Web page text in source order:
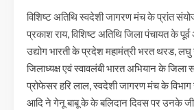
विशिष्ट अतिथि स्वदेशी जागरण मंच के प्रांत
प्रकाश राय, विशिष्ट अतिथि जिला पंचायत के
उद्योग भारती के प्रदेश महामंत्री भरत थरड, लघु
जिलाध्यक्ष एवं स्वावलंबी भारत अभियान के
प्रोफेसर हरि लाल, स्वदेशी जागरण मंच के
आदि ने गेनू बाबू के के बलिदान दिवस पर उनके